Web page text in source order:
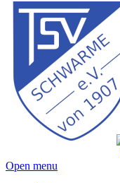
Open menu